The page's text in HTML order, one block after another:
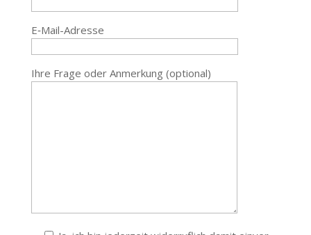
E‑Mail-Adresse
Ihre Frage oder Anmerkung (optional)